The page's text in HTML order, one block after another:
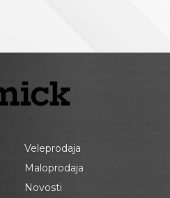
Veleprodaja
Maloprodaja
Novosti